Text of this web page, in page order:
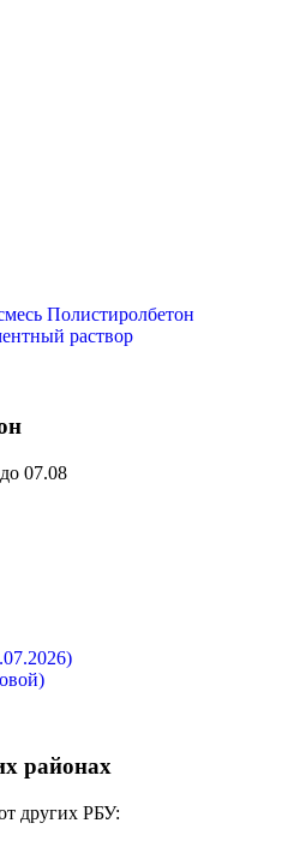
Полистиролбетон
раствор
07.08
районах
других РБУ: